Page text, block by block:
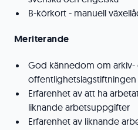
B-körkort - manuell
Meriterande
God kännedom om arkiv-
offentlighetslagstiftningen
Erfarenhet av att ha
liknande arbetsuppgifter
Erfarenhet av liknande